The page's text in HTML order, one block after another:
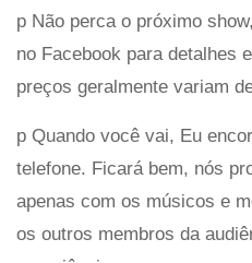
p Não perca o próximo
no Facebook para detalhes
preços geralmente variam
p Quando você vai, Eu
telefone. Ficará bem, nós
apenas com os músicos e
os outros membros da